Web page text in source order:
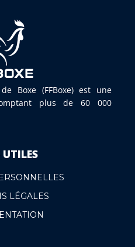
Boxe (FFBoxe) est une
plus de 60 000
LÉGALES